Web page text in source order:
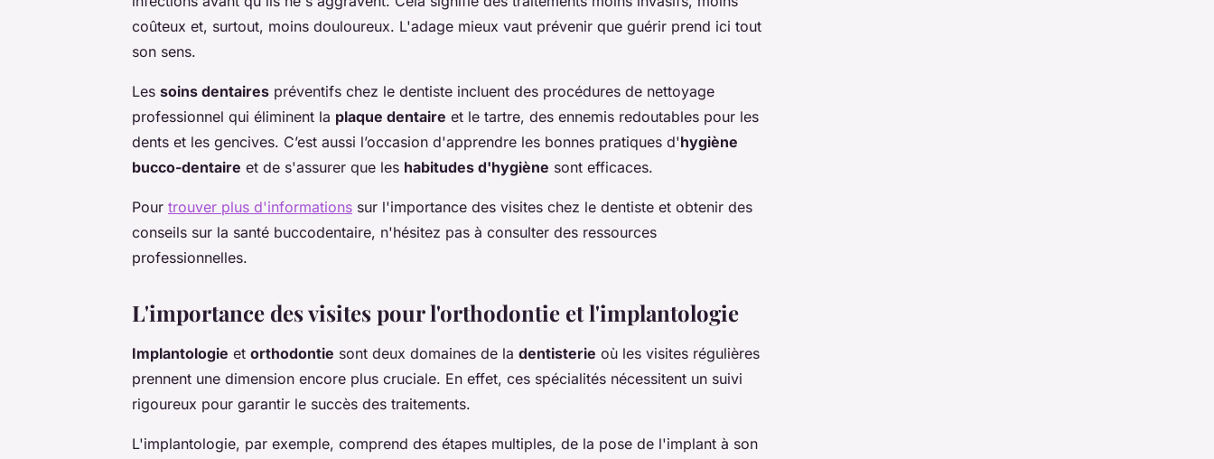
coûteux et, surtout, moins douloureux. L'adage mieux vaut prévenir que guérir prend ici tout
son sens.
Les soins dentaires préventifs chez le dentiste incluent des procédures de nettoyage
professionnel qui éliminent la plaque dentaire et le tartre, des ennemis redoutables pour les
dents et les gencives. C’est aussi l’occasion d'apprendre les bonnes pratiques d'hygiène
bucco-dentaire et de s'assurer que les habitudes d'hygiène sont efficaces.
Pour trouver plus d'informations sur l'importance des visites chez le dentiste et obtenir des
conseils sur la santé buccodentaire, n'hésitez pas à consulter des ressources
professionnelles.
L'importance des visites pour l'orthodontie et l'implantologie
Implantologie et orthodontie sont deux domaines de la dentisterie où les visites régulières
prennent une dimension encore plus cruciale. En effet, ces spécialités nécessitent un suivi
rigoureux pour garantir le succès des traitements.
L'implantologie, par exemple, comprend des étapes multiples, de la pose de l'implant à son